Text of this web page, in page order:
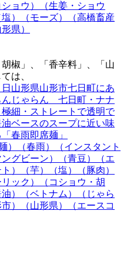
ョウ）（生姜・ショウ
）（モーズ）（高橋畜産
県）
椒」、「香辛料」、「山
は、
山形県山形市七日町にあ
んじゃらん 七日町・ナナ
細・ストレートで透明で
ベースのスープに近い味
春雨即席麺」
）（春雨）（インスタント
グビーン）（青豆）（エ
）（芋）（塩）（豚肉）
ック）（コショウ・胡
）（ベトナム）（じゃら
）（山形県）（エースコ